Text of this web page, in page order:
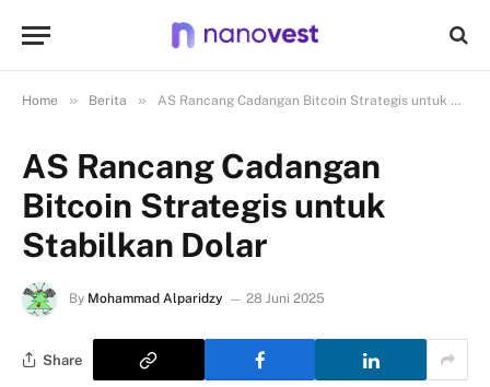
Home » Berita » AS Rancang Cadangan Bitcoin Strategis untuk Stabilkan Dolar
AS Rancang Cadangan
Bitcoin Strategis untuk
Stabilkan Dolar
By Mohammad Alparidzy 28 Juni 2025
Share